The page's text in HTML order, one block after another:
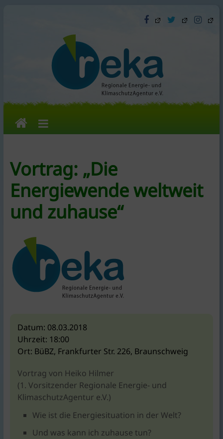
reka
e.V.
Die
Regionale
Energie-
und
bietet
Beratung
und
Förderkonzepte
rund
für
Bauen,
Energie,
Umwelt,
Mobilität,
Ernährung,
Vortrag: „Die
Energiewende weltweit
und zuhause“
Datum: 08.03.2018
Uhrzeit: 18:00
Ort: BüBZ, Frankfurter Str. 226, Braunschweig
Vortrag von Heiko Hilmer
(1. Vorsitzender Regionale Energie- und
KlimaschutzAgentur e.V.)
Wie ist die Energiesituation in der Welt?
Und was kann ich zuhause tun?